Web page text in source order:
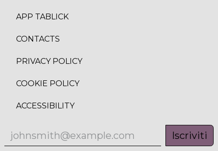
APP TABLICK
CONTACTS
PRIVACY POLICY
COOKIE POLICY
ACCESSIBILITY
Iscriviti